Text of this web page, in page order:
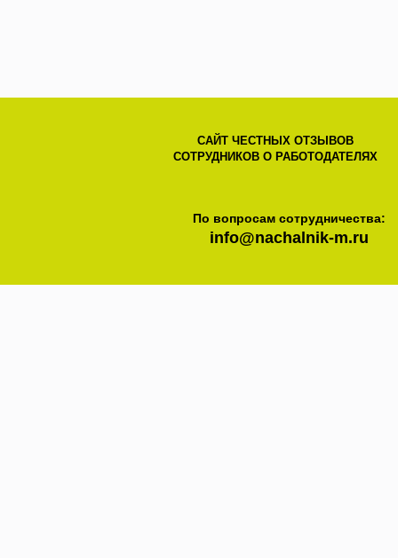
САЙТ ЧЕСТНЫХ ОТЗЫВОВ
СОТРУДНИКОВ О РАБОТОДАТЕЛЯХ
По вопросам сотрудничества:
info@nachalnik-m.ru